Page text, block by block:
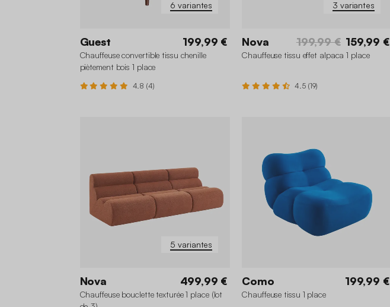
6 variantes
Guest 199,99 €
Chauffeuse convertible tissu chenille
piètement bois 1 place
4.8 (4)
3 variantes
Nova 199,99 € 159,99 €
Chauffeuse tissu effet alpaca 1 place
4.5 (19)
5 variantes
Nova 499,99 €
Chauffeuse bouclette texturée 1 place (lot
Como 199,99 €
Chauffeuse tissu 1 place